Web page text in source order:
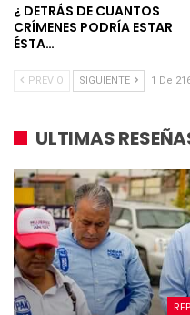
¿ DETRÁS DE CUANTOS
CRÍMENES PODRÍA ESTAR
ÉSTA…
PREVIO SIGUIENTE 1 De
ULTIMAS